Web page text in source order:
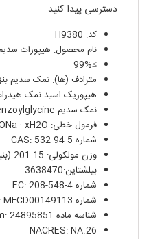
دسترسی پیدا کنید.
کد: H9380
نام محصول: هیپورات
≥99%
مترادف (ها): نمک سدیم
هیپوریک اسید نمک
نمک سدیم N-Benzoylglycine
فرمول خطی: C6H5CONHCH2COONa · xH2O
شماره CAS: 532-94-5
وزن مولکولی: 201.15 (بنیاد بی آب)
بیلشتاین:3638470
شماره EC: 208-548-4
شماره MDL: MFCD00149113
شناسه ماده PubChem: 24895851
NACRES: NA.26